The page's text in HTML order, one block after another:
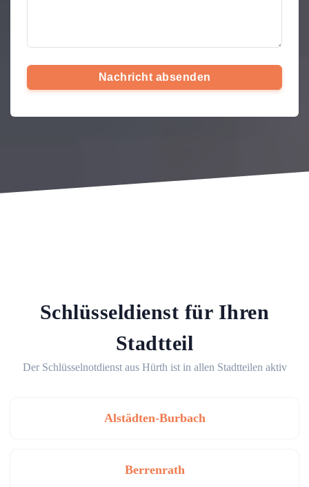
Nachricht absenden
Schlüsseldienst für Ihren
Stadtteil
Der Schlüsselnotdienst aus Hürth ist in allen Stadtteilen aktiv
Alstädten-Burbach
Berrenrath